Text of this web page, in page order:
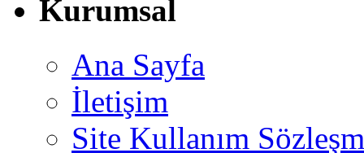
Kurumsal
Ana Sayfa
İletişim
Site Kullanım